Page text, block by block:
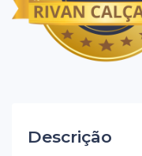
Descrição